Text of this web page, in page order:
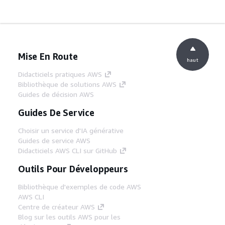
Mise En Route
Didacticiels pratiques AWS
Bibliothèque de solutions AWS
Guides de décision AWS
Guides De Service
Choisir un service d'IA générative
Guides de service AWS
Didacticiels AWS CLI sur GitHub
Outils Pour Développeurs
Bibliothèque d'exemples de code AWS
AWS CLI
Centre de créateur AWS
Blog sur les outils AWS pour les
haut